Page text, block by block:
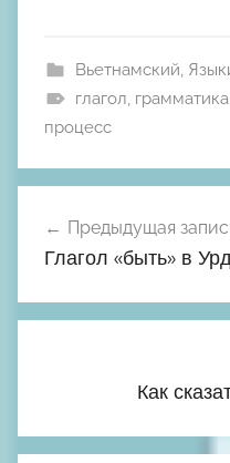
Вьетнамский,
глагол, грамматика
процесс
по
Предыдущая
Как